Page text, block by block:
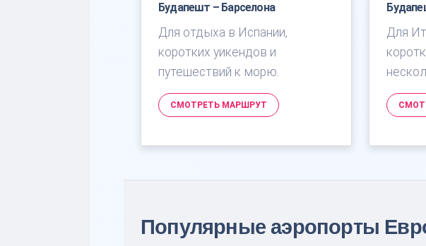
Будапешт – Барселона
Для отдыха в Испании,
коротких уикендов и
путешествий к морю.
СМОТРЕТЬ МАРШРУТ
Для
Популярные аэропорты